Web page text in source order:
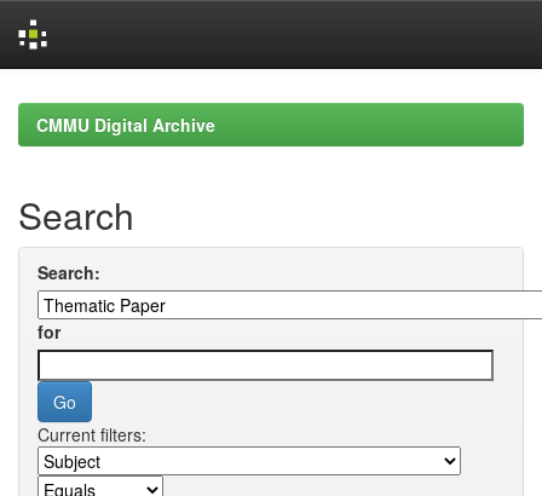
navigationCMMU Digital Archive
Search
Search:
for
Current filters: